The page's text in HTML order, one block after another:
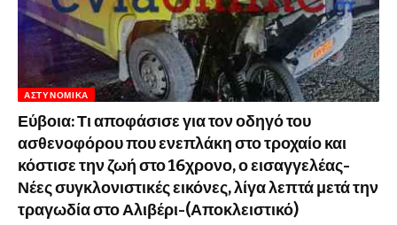
ΑΣΤΥΝΟΜΙΚΆ
Εύβοια: Τι αποφάσισε για τον οδηγό του
ασθενοφόρου που ενεπλάκη στο τροχαίο και
κόστισε την ζωή στο 16χρονο, ο εισαγγελέας-
Νέες συγκλονιστικές εικόνες, λίγα λεπτά μετά την
τραγωδία στο Αλιβέρι-(Αποκλειστικό)